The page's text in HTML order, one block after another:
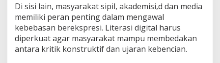
Di sisi lain, masyarakat sipil, akademisi,d dan media
memiliki peran penting dalam mengawal
kebebasan berekspresi. Literasi digital harus
diperkuat agar masyarakat mampu membedakan
antara kritik konstruktif dan ujaran kebencian.